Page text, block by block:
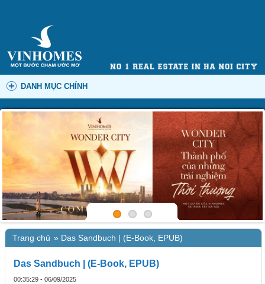
DANH MỤC CHÍNH
Trang chủ » Das Sandbuch | (E-Book, EPUB)
Das Sandbuch | (E-Book, EPUB)
00:35:29 - 06/09/2025